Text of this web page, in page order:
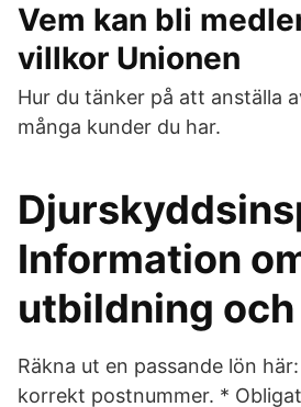
Vem kan bli
villkor Unionen
Hur du tänker på att anställa
många kunder du har.
Information
utbildning och
Räkna ut en passande lön
korrekt postnummer. *